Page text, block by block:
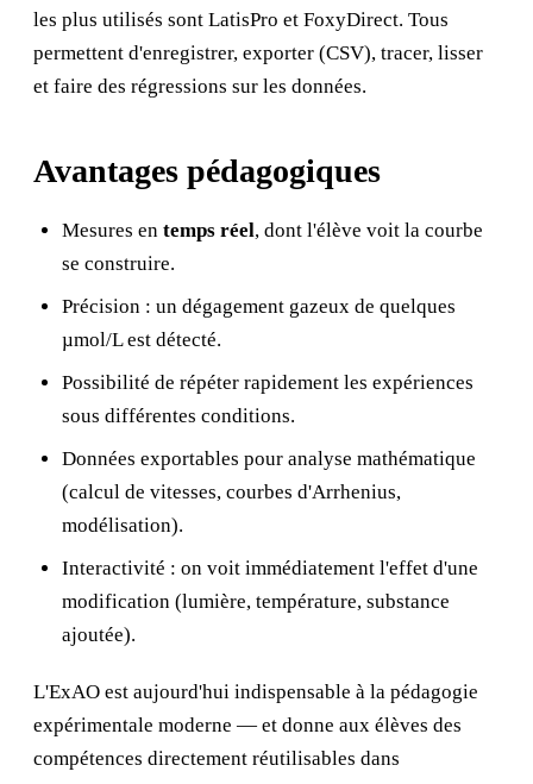
les plus utilisés sont LatisPro et FoxyDirect. Tous
permettent d'enregistrer, exporter (CSV), tracer, lisser
et faire des régressions sur les données.
Avantages pédagogiques
Mesures en temps réel, dont l'élève voit la courbe
se construire.
Précision : un dégagement gazeux de quelques
µmol/L est détecté.
Possibilité de répéter rapidement les expériences
sous différentes conditions.
Données exportables pour analyse mathématique
(calcul de vitesses, courbes d'Arrhenius,
modélisation).
Interactivité : on voit immédiatement l'effet d'une
modification (lumière, température, substance
ajoutée).
L'ExAO est aujourd'hui indispensable à la pédagogie
expérimentale moderne — et donne aux élèves des
compétences directement réutilisables dans